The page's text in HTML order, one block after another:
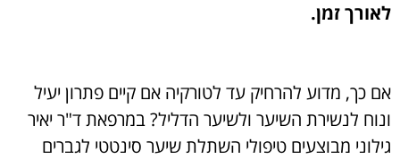
לאורך זמן.
אם כך, מדוע להרחיק עד לטורקיה אם קיים פתרון יעיל
ונוח לנשירת השיער ולשיער הדליל? במרפאת ד"ר יאיר
גילוני מבוצעים טיפולי השתלת שיער סינטטי לגברים